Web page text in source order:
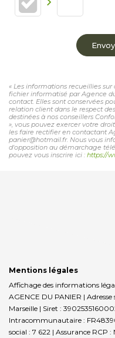
« Les informations recueillies
fichier informatisé par Agence
contact. Elles sont conservées
relation client dans le respect
destinées à nos conseillers
», vous pouvez exercer votre
les faire rectifier en contactant
panier@hotmail.fr. Nous vous
d'opposition au démarchage
pouvez vous inscrire ici : https://
Mentions légales
Affichage des informations
AGENCE DU PANIER |
Marseille | Siret :
Intracommunautaire :
social : 7 622 | Assurance RCP :